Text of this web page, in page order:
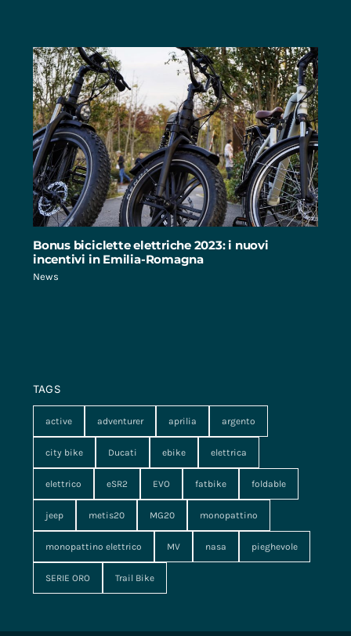
Bonus biciclette elettriche 2023: i nuovi
incentivi in Emilia-Romagna
News
TAGS
active adventurer aprilia argento
city bike Ducati ebike elettrica
elettrico eSR2 EVO fatbike foldable
jeep metis20 MG20 monopattino
monopattino elettrico MV nasa pieghevole
SERIE ORO Trail Bike